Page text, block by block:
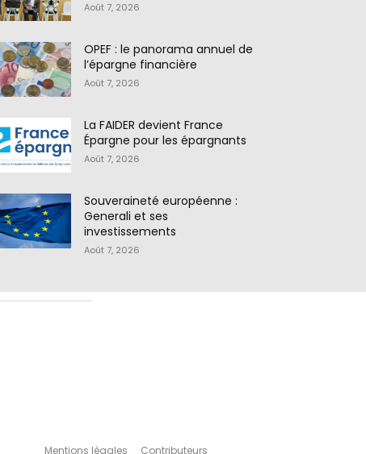
Août 7, 2026
OPEF : le panorama annuel de
l’épargne financière
Août 7, 2026
La FAIDER devient France
Épargne pour les épargnants
Août 7, 2026
Souveraineté européenne :
Generali et ses
investissements
Août 7, 2026
Mentions légales Contributeurs